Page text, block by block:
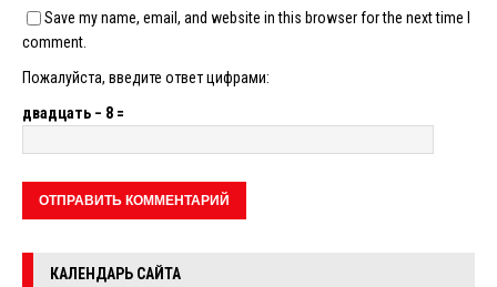
Save my name, email, and website in this browser for the next time I
comment.
Пожалуйста, введите ответ цифрами:
двадцать − 8 =
КАЛЕНДАРЬ САЙТА